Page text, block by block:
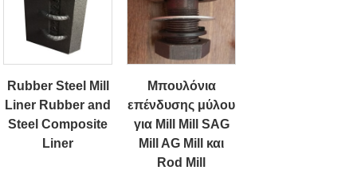
Rubber Steel Mill
Liner Rubber and
Steel Composite
Liner
Μπουλόνια
επένδυσης μύλου
για Mill Mill SAG
Mill AG Mill και
Rod Mill